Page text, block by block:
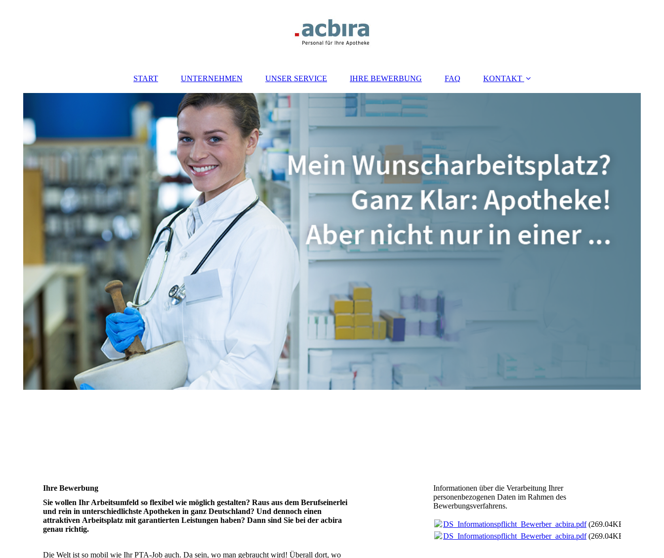
START UNTERNEHMEN UNSER SERVICE IHRE BEWERBUNG FAQ KONTAKT
Ihre Bewerbung
Sie wollen Ihr Arbeitsumfeld so flexibel wie möglich gestalten? Raus aus dem Berufseinerlei
und rein in unterschiedlichste Apotheken in ganz Deutschland? Und dennoch einen
attraktiven Arbeitsplatz mit garantierten Leistungen haben? Dann sind Sie bei der acbira
genau richtig.
Die Welt ist so mobil wie Ihr PTA-Job auch. Da sein, wo man gebraucht wird! Überall dort, wo
Informationen über die Verarbeitung Ihrer
personenbezogenen Daten im Rahmen des
Bewerbungsverfahrens.
DS_Informationspflicht_Bewerber_acbira.pdf(269.04KB)
DS_Informationspflicht_Bewerber_acbira.pdf(269.04KB)